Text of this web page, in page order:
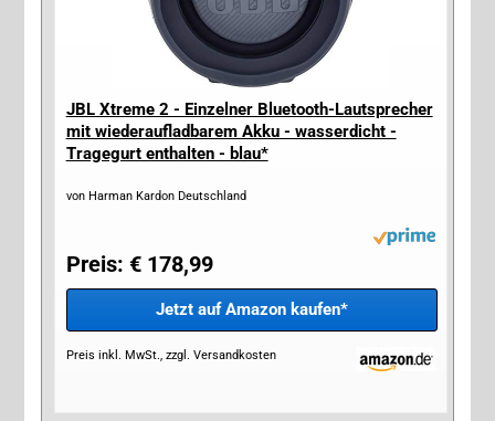
JBL Xtreme 2 - Einzelner Bluetooth-Lautsprecher
mit wiederaufladbarem Akku - wasserdicht -
Tragegurt enthalten - blau*
von Harman Kardon Deutschland
Preis: € 178,99
Jetzt auf Amazon kaufen*
Preis inkl. MwSt., zzgl. Versandkosten